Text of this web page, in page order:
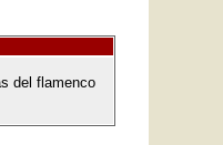
del flamenco